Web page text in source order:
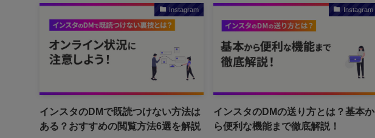
Instagram
インスタのDMで既読つけない方法は
ある？おすすめの閲覧方法6選を解説
Instagram
インスタのDMの送り方とは？基本か
ら便利な機能まで徹底解説！